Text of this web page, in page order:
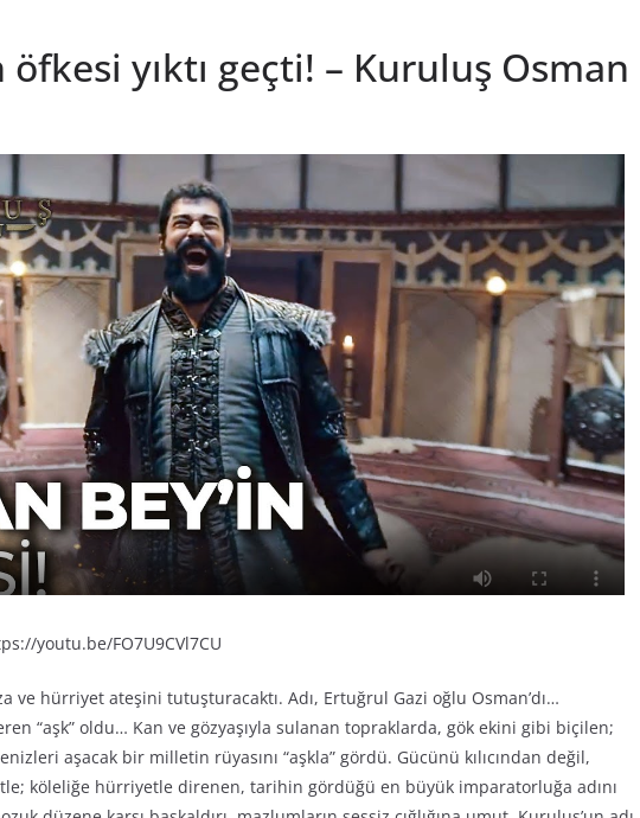
öfkesi yıktı geçti! – Kuruluş Osman
youtu.be/FO7U9CVl7CU
ve hürriyet ateşini tutuşturacaktı. Adı, Ertuğrul Gazi oğlu Osman’dı…
“aşk” oldu… Kan ve gözyaşıyla sulanan topraklarda, gök ekini gibi biçilen;
aşacak bir milletin rüyasını “aşkla” gördü. Gücünü kılıcından değil,
köleliğe hürriyetle direnen, tarihin gördüğü en büyük imparatorluğa adını